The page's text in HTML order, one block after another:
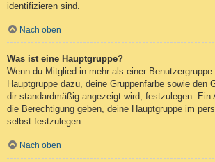
identifizieren sind.
Nach oben
Was ist eine Hauptgruppe?
Wenn du Mitglied in mehr als einer
Hauptgruppe dazu, deine Gruppenfarbe sowie den
dir standardmäßig angezeigt wird, festzulegen. Ein
die Berechtigung geben, deine Hauptgruppe im
selbst festzulegen.
Nach oben